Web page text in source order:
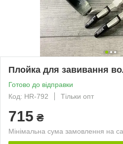
Плойка для завивання
Готово до відправки
Код: HR-792
Тільки опт
715 ₴
Мінімальна сума замовлення на